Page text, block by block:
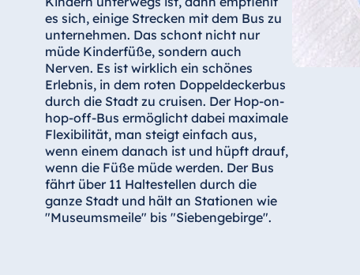
es sich, einige Strecken mit dem Bus zu
unternehmen. Das schont nicht nur
müde Kinderfüße, sondern auch
Nerven. Es ist wirklich ein schönes
Erlebnis, in dem roten Doppeldeckerbus
durch die Stadt zu cruisen. Der Hop-on-
hop-off-Bus ermöglicht dabei maximale
Flexibilität, man steigt einfach aus,
wenn einem danach ist und hüpft drauf,
wenn die Füße müde werden. Der Bus
fährt über 11 Haltestellen durch die
ganze Stadt und hält an Stationen wie
"Museumsmeile" bis "Siebengebirge".